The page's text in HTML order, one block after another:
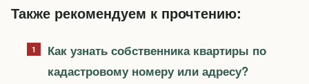
Также рекомендуем к прочтению:
Как узнать собственника квартиры по
кадастровому номеру или адресу?